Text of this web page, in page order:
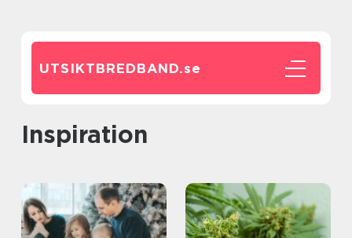
UTSIKTBREDBAND.se
inspiration